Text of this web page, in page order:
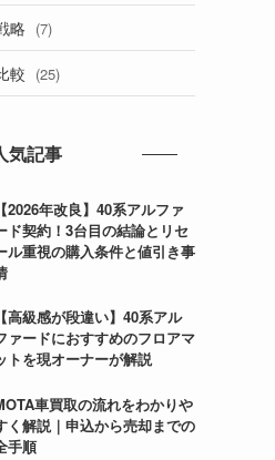
略 (7)
較 (25)
気記事
【2026年改良】40系アルファ
ド契約！3台目の結論とリセ
ル重視の購入条件と値引き事
【高級感が段違い】40系アル
ァードにおすすめのフロアマ
トを現オーナーが解説
車買取の流れをわかりや
く解説｜申込から売却までの
手順